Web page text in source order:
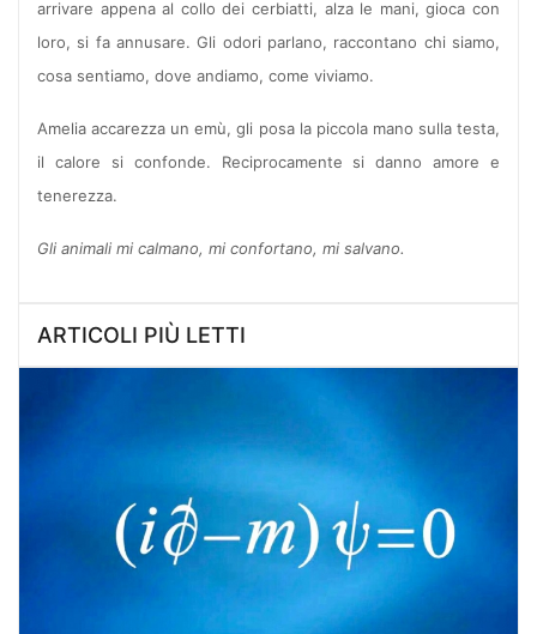
arrivare appena al collo dei cerbiatti, alza le mani, gioca con
loro, si fa annusare. Gli odori parlano, raccontano chi siamo,
cosa sentiamo, dove andiamo, come viviamo.
Amelia accarezza un emù, gli posa la piccola mano sulla testa,
il calore si confonde. Reciprocamente si danno amore e
tenerezza.
Gli animali mi calmano, mi confortano, mi salvano.
ARTICOLI PIÙ LETTI